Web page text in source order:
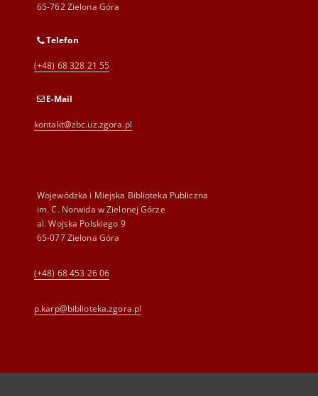
65-762 Zielona Góra
Telefon
(+48) 68 328 21 55
E-Mail
kontakt@zbc.uz.zgora.pl
Wojewódzka i Miejska Biblioteka Publiczna
im. C. Norwida w Zielonej Górze
al. Wojska Polskiego 9
65-077 Zielona Góra
(+48) 68 453 26 06
p.karp@biblioteka.zgora.pl